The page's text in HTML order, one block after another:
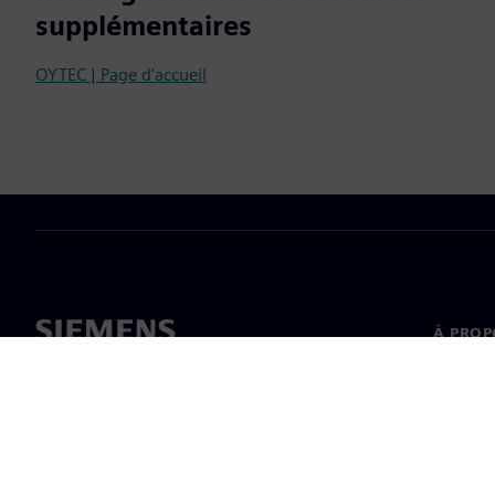
supplémentaires
OYTEC | Page d'accueil
À